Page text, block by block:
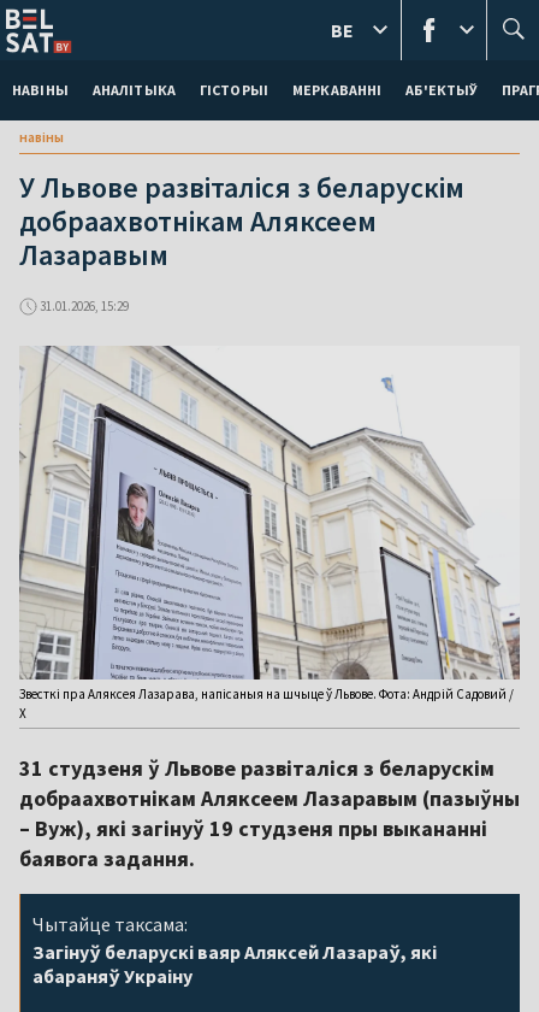
НАВІНЫ АНАЛІТЫКА ГІСТОРЫІ МЕРКАВАННI АБ'ЕКТЫЎ
BE
навіны
У Львове развіталіся з беларускім
добраахвотнікам Аляксеем
Лазаравым
31.01.2026, 15:29
Звесткі пра Аляксея Лазарава, напісаныя на шчыце ў Львове. Фота: Андрій Садовий /
Х
31 студзеня ў Львове развіталіся з беларускім
добраахвотнікам Аляксеем Лазаравым (пазыўны
– Вуж), які загінуў 19 студзеня пры выкананні
баявога задання.
Чытайце таксама:
Загінуў беларускі ваяр Аляксей Лазараў, які
абараняў Украіну